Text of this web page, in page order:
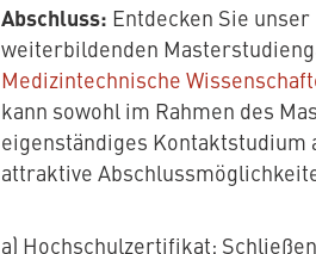
Abschluss: Entdecken Sie
weiterbildenden
Medizintechnische
kann sowohl im Rahmen des
eigenständiges Kontaktstudium
attraktive
a) Hochschulzertifikat: